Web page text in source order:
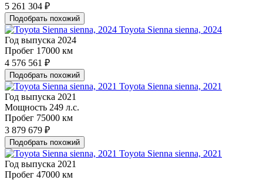
5 261 304 ₽
Подобрать похожий
Toyota Sienna sienna, 2024
Год выпуска 2024
Пробег 17000 км
4 576 561 ₽
Подобрать похожий
Toyota Sienna sienna, 2021
Год выпуска 2021
Мощность 249 л.с.
Пробег 75000 км
3 879 679 ₽
Подобрать похожий
Toyota Sienna sienna, 2021
Год выпуска 2021
Пробег 47000 км